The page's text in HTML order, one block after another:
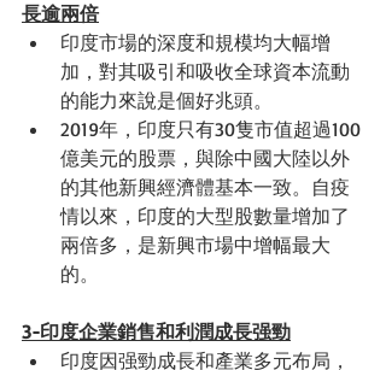
長逾兩倍
印度市場的深度和規模均大幅增
加，對其吸引和吸收全球資本流動
的能力來說是個好兆頭。
2019年，印度只有30隻市值超過100
億美元的股票，與除中國大陸以外
的其他新興經濟體基本一致。自疫
情以來，印度的大型股數量增加了
兩倍多，是新興市場中增幅最大
的。
3-印度企業銷售和利潤成長强勁
印度因强勁成長和產業多元布局，